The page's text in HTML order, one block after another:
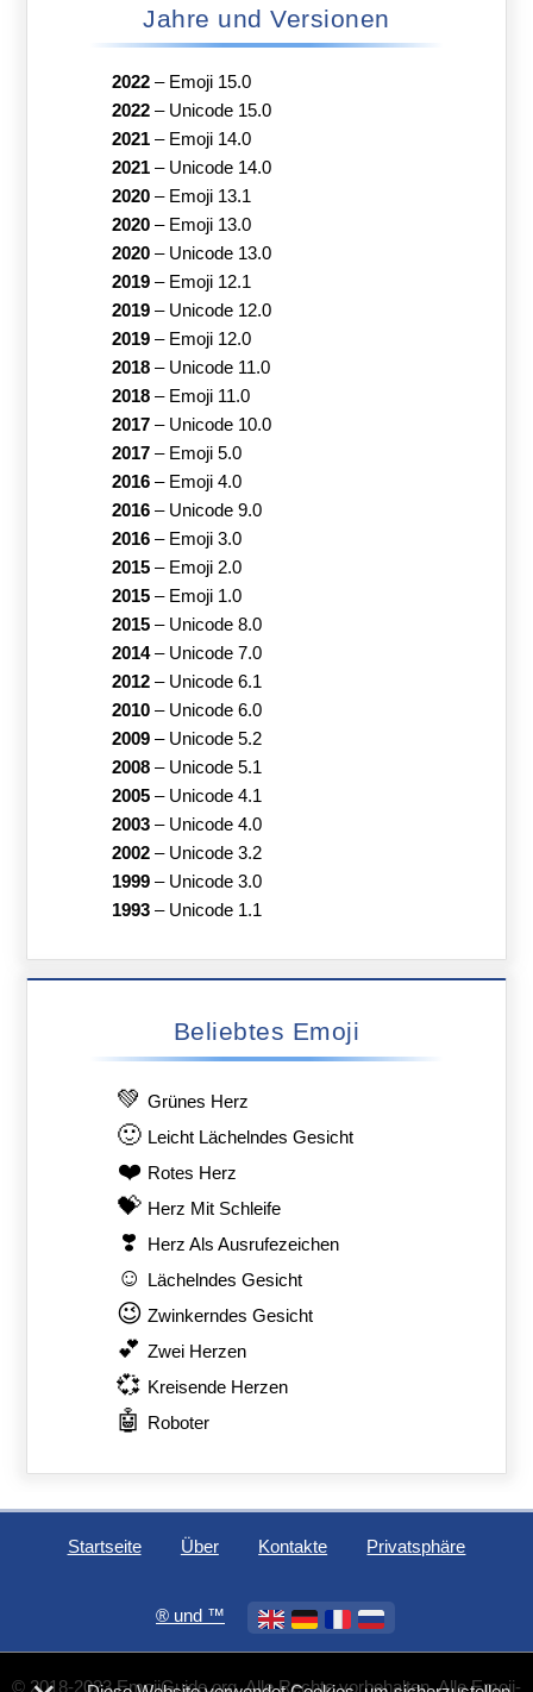
Jahre und Versionen
2022– Emoji 15.0
2022– Unicode 15.0
2021– Emoji 14.0
2021– Unicode 14.0
2020– Emoji 13.1
2020– Emoji 13.0
2020– Unicode 13.0
2019– Emoji 12.1
2019– Unicode 12.0
2019– Emoji 12.0
2018– Unicode 11.0
2018– Emoji 11.0
2017– Unicode 10.0
2017– Emoji 5.0
2016– Emoji 4.0
2016– Unicode 9.0
2016– Emoji 3.0
2015– Emoji 2.0
2015– Emoji 1.0
2015– Unicode 8.0
2014– Unicode 7.0
2012– Unicode 6.1
2010– Unicode 6.0
2009– Unicode 5.2
2008– Unicode 5.1
2005– Unicode 4.1
2003– Unicode 4.0
2002– Unicode 3.2
1999– Unicode 3.0
1993– Unicode 1.1
Beliebtes Emoji
💚 Grünes Herz
🙂 Leicht Lächelndes Gesicht
❤️ Rotes Herz
💝 Herz Mit Schleife
❣️ Herz Als Ausrufezeichen
☺️ Lächelndes Gesicht
😉 Zwinkerndes Gesicht
💕 Zwei Herzen
💞 Kreisende Herzen
🤖 Roboter
Startseite Über Kontakte Privatsphäre
®️ und ™
© 2018-2023 EmojiGuide.org. Alle Rechte vorbehalten. Alle Emoji-